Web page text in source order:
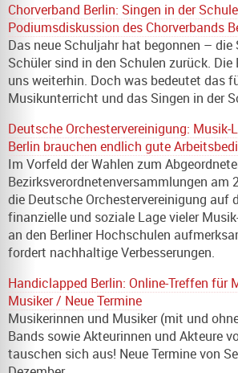
Chorverband Berlin: Singen in der
Podiumsdiskussion des Chorverbands
Das neue Schuljahr hat begonnen – die
Schüler sind in den Schulen zurück.
uns weiterhin. Doch was bedeutet das
Musikunterricht und das Singen in der
Deutsche Orchestervereinigung: Musik-
Berlin brauchen endlich gute
Im Vorfeld der Wahlen zum
Bezirksverordneten­versamm­lungen am
die Deutsche Orchestervereinigung auf
finanzielle und soziale Lage vieler
an den Berliner Hochschulen
fordert nachhaltige Verbesserungen.
Handiclapped Berlin: Online-Treffen für
Musiker / Neue Termine
Musikerinnen und Musiker (mit und
Bands sowie Akteurinnen und Akteure
tauschen sich aus! Neue Termine von